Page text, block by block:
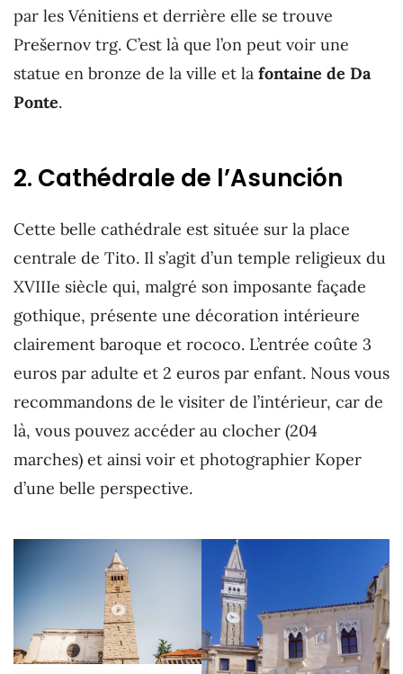
par les Vénitiens et derrière elle se trouve
Prešernov trg. C’est là que l’on peut voir une
statue en bronze de la ville et la fontaine de Da
Ponte.
2. Cathédrale de l’Asunción
Cette belle cathédrale est située sur la place
centrale de Tito. Il s’agit d’un temple religieux du
XVIIIe siècle qui, malgré son imposante façade
gothique, présente une décoration intérieure
clairement baroque et rococo. L’entrée coûte 3
euros par adulte et 2 euros par enfant. Nous vous
recommandons de le visiter de l’intérieur, car de
là, vous pouvez accéder au clocher (204
marches) et ainsi voir et photographier Koper
d’une belle perspective.